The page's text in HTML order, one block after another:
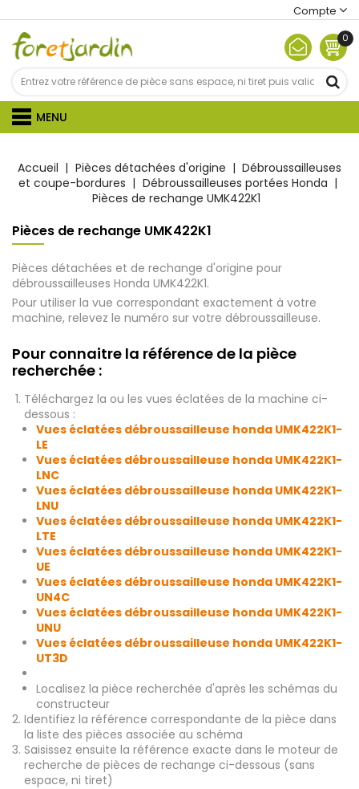
Compte
0
MENU
Accueil Pièces détachées d'origine
Débroussailleuses
et coupe-bordures
Débroussailleuses portées Honda
Pièces de rechange UMK422K1
Pièces de rechange UMK422K1
Pièces détachées et de rechange d'origine pour
débroussailleuses Honda UMK422K1.
Pour utiliser la vue correspondant exactement à votre
machine, relevez le numéro sur votre débroussailleuse.
Pour connaitre la référence de la pièce
recherchée :
Téléchargez la ou les vues éclatées de la machine ci-
dessous :
Vues éclatées débroussailleuse honda UMK422K1-
LE
Vues éclatées débroussailleuse honda UMK422K1-
LNC
Vues éclatées débroussailleuse honda UMK422K1-
LNU
Vues éclatées débroussailleuse honda UMK422K1-
LTE
Vues éclatées débroussailleuse honda UMK422K1-
UE
Vues éclatées débroussailleuse honda UMK422K1-
UN4C
Vues éclatées débroussailleuse honda UMK422K1-
UNU
Vues éclatées débroussailleuse honda UMK422K1-
UT3D
Localisez la pièce recherchée d'après les schémas du
constructeur
Identifiez la référence correspondante de la pièce dans
la liste des pièces associée au schéma
Saisissez ensuite la référence exacte dans le moteur de
recherche de pièces de rechange ci-dessous (sans
espace, ni tiret)